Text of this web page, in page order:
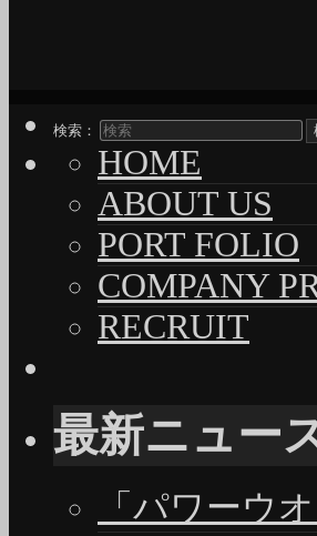
検索：
HOME
ABOUT US
PORT FOLIO
COMPANY
RECRUIT
最新ニュー
「パワーウ